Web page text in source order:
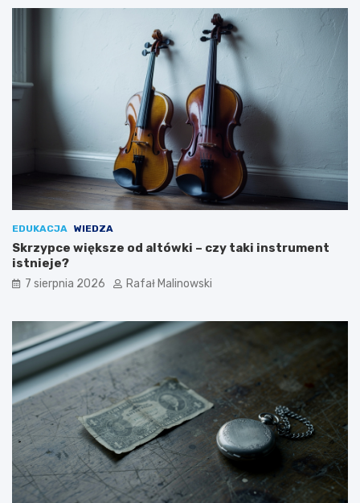
EDUKACJA WIEDZA
Skrzypce większe od altówki – czy taki instrument
istnieje?
7 sierpnia 2026 Rafał Malinowski